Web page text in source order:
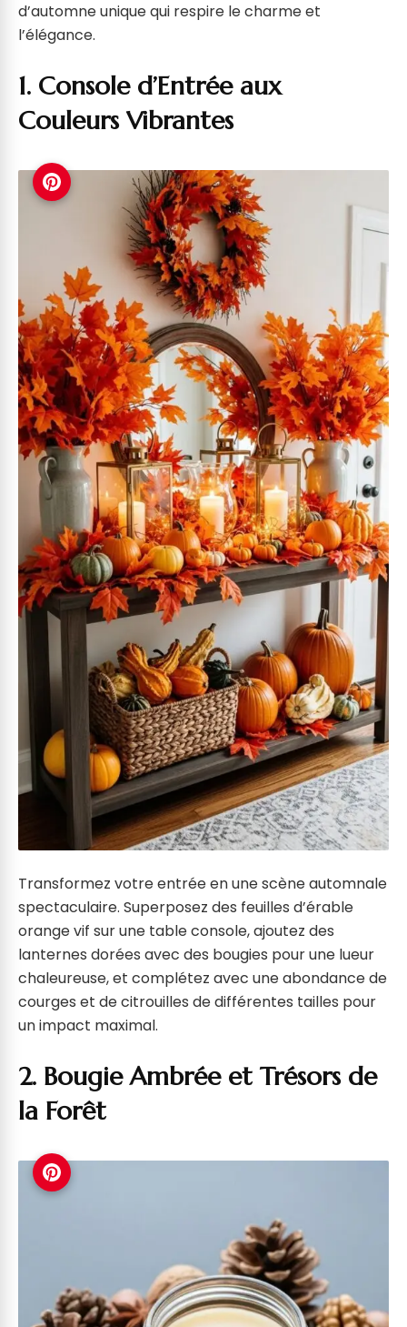
d’automne unique qui respire le charme et
l’élégance.
1. Console d’Entrée aux
Couleurs Vibrantes
Transformez votre entrée en une scène automnale
spectaculaire. Superposez des feuilles d’érable
orange vif sur une table console, ajoutez des
lanternes dorées avec des bougies pour une lueur
chaleureuse, et complétez avec une abondance de
courges et de citrouilles de différentes tailles pour
un impact maximal.
2. Bougie Ambrée et Trésors de
la Forêt